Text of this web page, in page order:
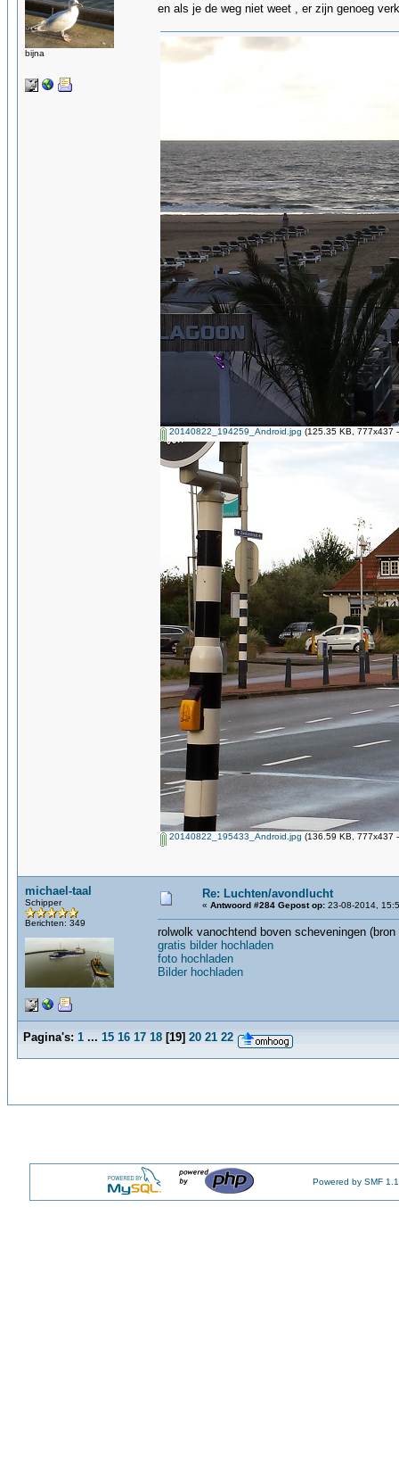
bijna
en als je de weg niet weet , er zijn genoeg
20140822_194259_Android.jpg (125.35 KB, 777x437
20140822_195433_Android.jpg (136.59 KB, 777x437
michael-taal
Schipper
Berichten: 349
Re: Luchten/avondlucht
« Antwoord #284 Gepost op: 23-08-2014,
rolwolk vanochtend boven scheveningen
gratis bilder hochladen
foto hochladen
Bilder hochladen
Pagina's: 1 ... 15 16 17 18 [19] 20 21 22
Powered by SMF